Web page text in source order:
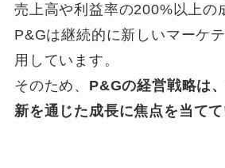
売上高や利益率の200%以上の
P&Gは継続的に新しいマーケ
用しています。
そのため、 P&Gの経営戦略は
新を通じた成長に焦点を当てて